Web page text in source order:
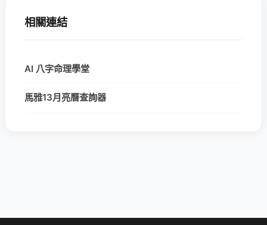
相關連結
AI 八字命理學堂
馬雅13月亮曆查詢器